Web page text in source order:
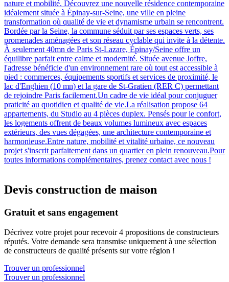
nature et mobilité. Découvrez une nouvelle résidence contemporaine
idéalement située à Épinay-sur-Seine, une ville en pleine
transformation où qualité de vie et dynamisme urbain se rencontrent.
Bordée par la Seine, la commune séduit par ses espaces verts, ses
promenades aménagées et son réseau cyclable qui invite à la détente.
À seulement 40mn de Paris St-Lazare, Épinay/Seine offre un
équilibre parfait entre calme et modernité. Située avenue Joffre,
l'adresse bénéficie d'un environnement rare où tout est accessible à
pied : commerces, équipements sportifs et services de proximité, le
lac d'Enghien (10 mn) et la gare de St-Gratien (RER C) permettant
de rejoindre Paris facilement.Un cadre de vie idéal pour conjuguer
praticité au quotidien et qualité de vie.La réalisation propose 64
appartements, du Studio au 4 pièces duplex. Pensés pour le confort,
les logements offrent de beaux volumes lumineux avec espaces
extérieurs, des vues dégagées, une architecture contemporaine et
harmonieuse.Entre nature, mobilité et vitalité urbaine, ce nouveau
projet s'inscrit parfaitement dans un quartier en plein renouveau.Pour
toutes informations complémentaires, prenez contact avec nous !
Devis construction de maison
Gratuit et sans engagement
Décrivez votre projet pour recevoir 4 propositions de constructeurs
réputés. Votre demande sera transmise uniquement à une sélection
de constructeurs de qualité présents sur votre région !
Trouver un professionnel
Trouver un professionnel